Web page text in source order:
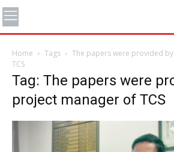
Home Tags
The papers were provided
TCS
Tag: The papers were
project manager of TCS